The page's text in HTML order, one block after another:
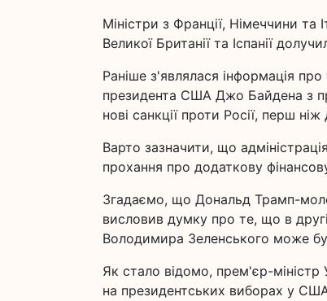
Міністри з Франції, Німеччини та
Великої Британії та Іспанії
Раніше з'являлася інформація
президента США Джо Байдена з
нові санкції проти Росії, перш
Варто зазначити, що
прохання про додаткову
Згадаємо, що Дональд Трамп-
висловив думку про те, що в
Володимира Зеленського може
Як стало відомо, прем'єр-
на президентських виборах у